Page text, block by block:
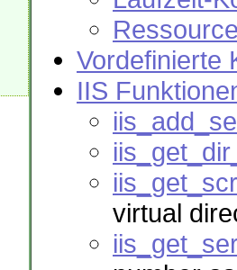
Vordefinierte
IIS
virtual